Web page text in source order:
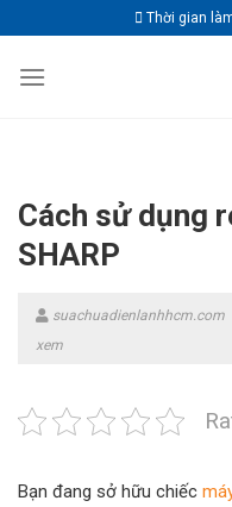
to
content
Thời gian
Cách sử dụng
SHARP
suachuadienlanhhcm.com
xem
Bạn đang sở hữu chiếc